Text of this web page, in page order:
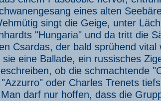
eines alten
singt die Geige, unter
"Hungaria" und da tritt die
Csardas, der bald sprühend
eine Ballade, ein russisches
ob die schmachtende
oder Charles Trenets
darf nur hoffen, dass die